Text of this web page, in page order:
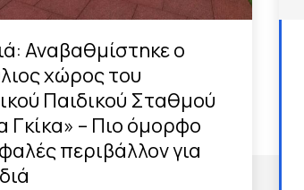
Αναβαθμίστηκε ο
χώρος του
Παιδικού Σταθμού
Γκίκα» – Πιο όμορφο
περιβάλλον για